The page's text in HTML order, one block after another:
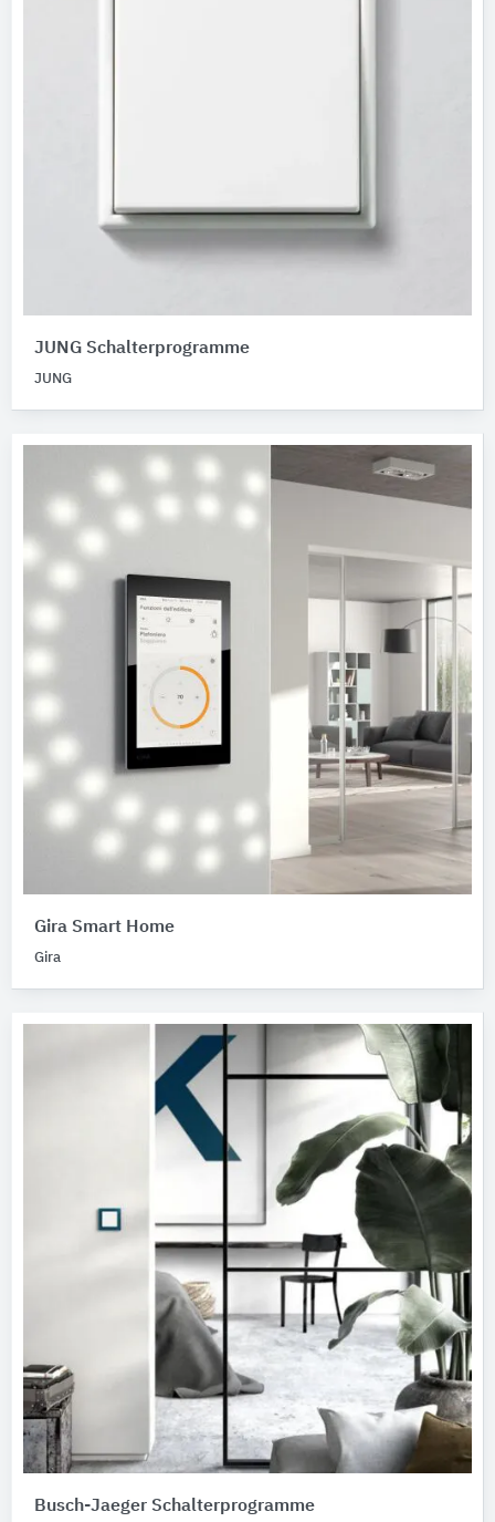
JUNG Schalterprogramme
JUNG
Gira Smart Home
Gira
Busch-Jaeger Schalterprogramme